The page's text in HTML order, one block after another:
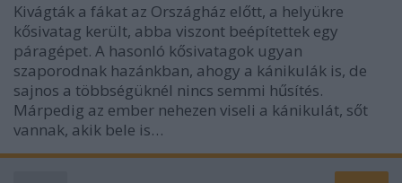
Kivágták a fákat az Országház előtt, a helyükre
kősivatag került, abba viszont beépítettek egy
páragépet. A hasonló kősivatagok ugyan
szaporodnak hazánkban, ahogy a kánikulák is, de
sajnos a többségüknél nincs semmi hűsítés.
Márpedig az ember nehezen viseli a kánikulát, sőt
vannak, akik bele is…